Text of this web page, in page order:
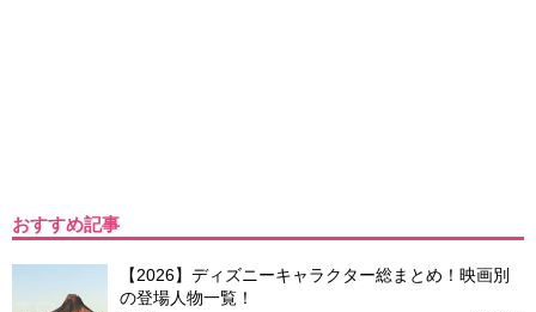
おすすめ記事
【2026】ディズニーキャラクター総まとめ！映画別
の登場人物一覧！